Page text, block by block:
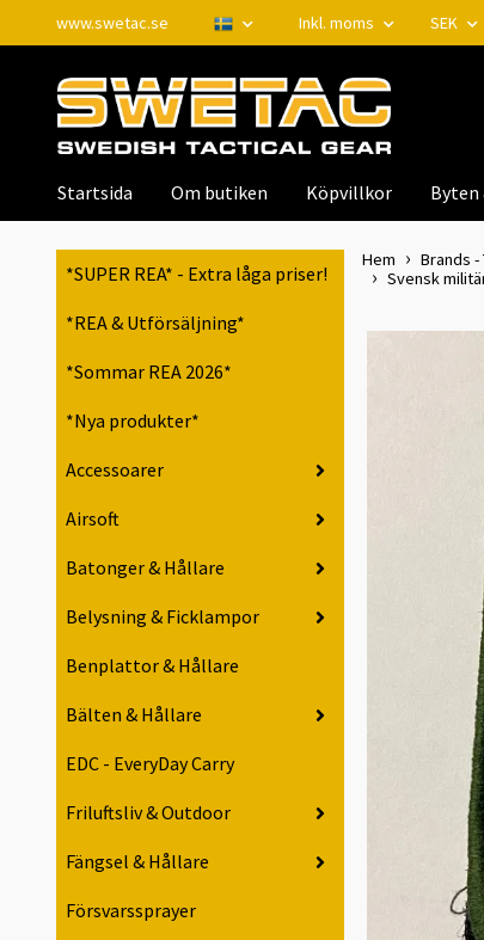
www.swetac.se Inkl. moms SEK
Startsida Om butiken Köpvillkor Byten
*SUPER REA* - Extra låga priser!
*REA & Utförsäljning*
*Sommar REA 2026*
*Nya produkter*
Accessoarer
Airsoft
Batonger & Hållare
Belysning & Ficklampor
Benplattor & Hållare
Bälten & Hållare
EDC - EveryDay Carry
Friluftsliv & Outdoor
Fängsel & Hållare
Försvarssprayer
Hem Brands
Svensk